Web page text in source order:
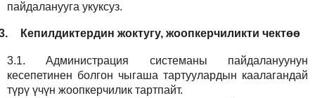
пайдаланууга укуксуз.
Кепилдиктердин жоктугу, жоопкерчиликти чектөө
3.1.Администрация системаны пайдалануунун
кесепетинен болгон чыгаша тартуулардын каалагандай
түрү үчүн жоопкерчилик тартпайт.